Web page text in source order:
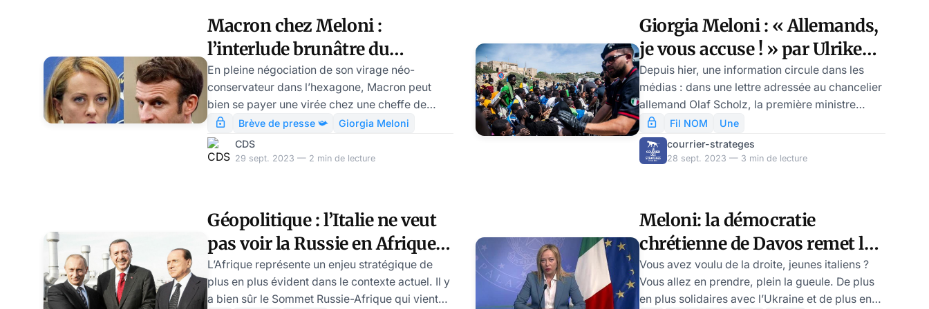
l’Elysée a dû constater, ce lundi 17 février, à
l’occasion d’une réunion européenne
extraordinaire, que les mots n’avaient auc
Sergio Mattarella, a ouvertement accusé le
milliardaire de s’immiscer dans le
Macron chez Meloni :
l’interlude brunâtre du
fascisme gris, par Modeste
Schwartz
En pleine négociation de son virage néo-
conservateur dans l’hexagone, Macron peut
bien se payer une virée chez une cheffe de
gouvernement « d’extrême-droite ».
Brève de presse 📯
Giorgia Meloni
CDS
29 sept. 2023 — 2 min de lecture
Giorgia Meloni : « Allemands,
je vous accuse ! » par Ulrike
Reisner
Depuis hier, une information circule dans les
médias : dans une lettre adressée au chancelier
allemand Olaf Scholz, la première ministre
italienne Giorgia Meloni aurait exprimé son
irritation face à la décision de l’Allemagne de
financer des organisations non
imminent de fonds pour deux projets de
sauvetage civil en mer, d’un montant de
400.000 à 800.000 euros chacun. Le Berlin
officiel reste silenci
Fil NOM
Une
courrier-strateges
28 sept. 2023 — 3 min de lecture
Géopolitique : l’Italie ne veut
pas voir la Russie en Afrique,
par Vladislav GOULEVITCH
L’Afrique représente un enjeu stratégique de
plus en plus évident dans le contexte actuel. Il y
a bien sûr le Sommet Russie-Afrique qui vient
Meloni: la démocratie
chrétienne de Davos remet les
jeunes au travail, par Modeste
Schwartz
Vous avez voulu de la droite, jeunes italiens ?
Vous allez en prendre, plein la gueule. De plus
en plus solidaires avec l’Ukraine et de plus en